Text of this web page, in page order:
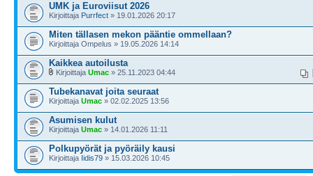
UMK ja Euroviisut 2026
Kirjoittaja Purrfect » 19.01.2026 20:17
Miten tällasen mekon pääntie ommellaan?
Kirjoittaja Ompelus » 19.05.2026 14:14
Kaikkea autoilusta
Kirjoittaja Umac » 25.11.2023 04:44
Tubekanavat joita seuraat
Kirjoittaja Umac » 02.02.2025 13:56
Asumisen kulut
Kirjoittaja Umac » 14.01.2026 11:11
Polkupyörät ja pyöräily kausi
Kirjoittaja Iidis79 » 15.03.2026 10:45